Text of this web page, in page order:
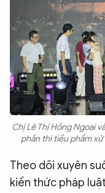
Chị Lê Thị Hồng Ngoại
phần thi tiểu phẩm
Theo dõi xuyên
kiến thức pháp